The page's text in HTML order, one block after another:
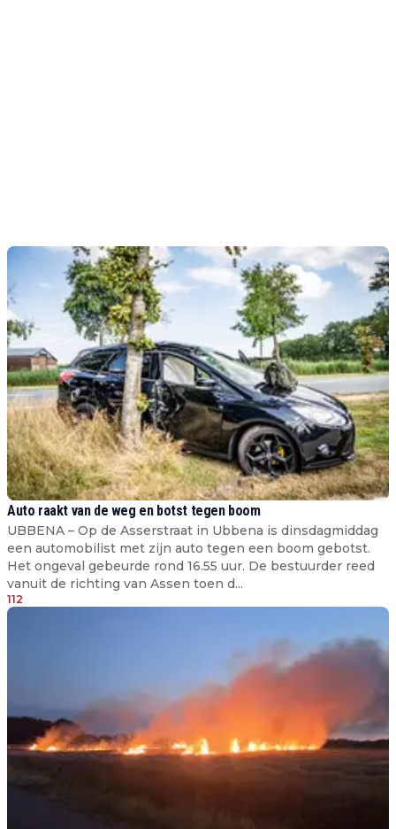
Auto raakt van de weg en botst tegen boom
UBBENA – Op de Asserstraat in Ubbena is dinsdagmiddag
een automobilist met zijn auto tegen een boom gebotst.
Het ongeval gebeurde rond 16.55 uur. De bestuurder reed
vanuit de richting van Assen toen d...
112